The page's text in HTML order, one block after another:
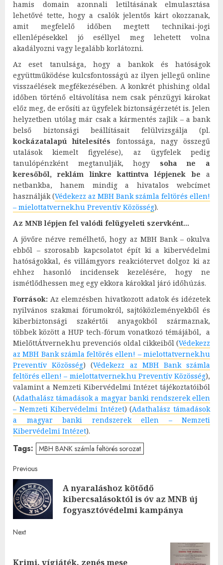
hamis domain azonnali letiltásának elmulasztása
lehetővé tette, hogy a csalók jelentős kárt okozzanak,
amit megfelelő időben megtett technikai-jogi
ellenlépésekkel jó eséllyel meg lehetett volna
akadályozni vagy legalább korlátozni.
Az eset tanulsága, hogy a bankok és hatóságok
együttműködése kulcsfontosságú az ilyen jellegű online
visszaélések megfékezésében. A konkrét phishing oldal
időben történő eltávolítása nem csak pénzügyi károkat
előz meg, de erősíti az ügyfelek biztonságérzetét is. Jelen
helyzetben utólag már csak a kármentés zajlik – a bank
belső biztonsági beállításait felülvizsgálja (pl.
kockázatalapú hitelesítés fontossága, nagy összegű
utalások kiemelt figyelése), az ügyfelek pedig
tanulópénzként megtanulják, hogy soha ne a
keresőből, reklám linkre kattintva lépjenek be a
netbankba, hanem mindig a hivatalos webcímet
használják (Védekezz az MBH Bank számla feltörés ellen!
– mielottatvernek.hu Preventív Közösség).
Az MNB lépjen fel valódi felügyeleti szervként…
A jövőre nézve remélhető, hogy az MBH Bank – okulva
ebből – szorosabb kapcsolatot épít ki a kibervédelmi
hatóságokkal, és villámgyors reakciótervet dolgoz ki az
ehhez hasonló incidensek kezelésére, hogy ne
ismétlődhessen meg egy ekkora károkkal járó időhúzás.
Források: Az elemzésben hivatkozott adatok és idézetek
nyilvános szakmai fórumokról, sajtóközleményekből és
kiberbiztonsági szakértői anyagokból származnak,
többek között a HUP tech-fórum vonatkozó témájából, a
MielőttÁtvernek.hu prevenciós oldal cikkeiből (Védekezz
az MBH Bank számla feltörés ellen! – mielottatvernek.hu
Preventív Közösség) (Védekezz az MBH Bank számla
feltörés ellen! – mielottatvernek.hu Preventív Közösség),
valamint a Nemzeti Kibervédelmi Intézet tájékoztatóiból
(Adathalász támadások a magyar banki rendszerek ellen
– Nemzeti Kibervédelmi Intézet) (Adathalász támadások
a magyar banki rendszerek ellen – Nemzeti
Kibervédelmi Intézet).
Tags: MBH BANK számla feltörés sorozat
Post
navigation
Previous
A nyaraláshoz kötődő
kibercsalásoktól is óv az MNB új
fogyasztóvédelmi kampánya
Next
Next
Krimi, vígjáték, zenés mese